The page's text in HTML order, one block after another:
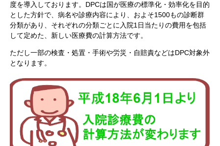
度を導入しております。DPCは国が医療の標準化・効率化を目的
とした方針で、病名や診療内容により、およそ1500もの診断群
分類があり、それぞれの分類ごとに入院1日当たりの費用を包括
して定めた、新しい医療費の計算方法です。
ただし一部の検査・処置・手術や労災・自賠責などはDPC対象外
となります。